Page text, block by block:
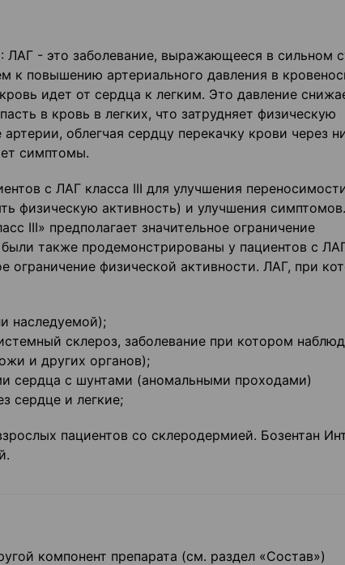
ЛАГ - это заболевание, выражающееся в сильном
к повышению артериального давления в
идет от сердца к легким. Это давление
в кровь в легких, что затрудняет физическую
облегчая сердцу перекачку крови через
симптомы.
с ЛАГ класса III для улучшения
физическую активность) и улучшения симптомов.
III» предполагает значительное ограничение
также продемонстрированы у пациентов с
ограничение физической активности. ЛАГ, при
наследуемой);
склероз, заболевание при котором
и других органов);
сердца с шунтами (аномальными проходами)
сердце и легкие;
пациентов со склеродермией. Бозентан
компонент препарата (см. раздел «Состав»)